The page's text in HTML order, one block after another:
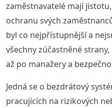
zaměstnavatelé mají
ochranu svých
byl co nejpřístupnější a
všechny zúčastněné
až po manažery a
Jedná se o bezdrátový
pracujících na rizikových